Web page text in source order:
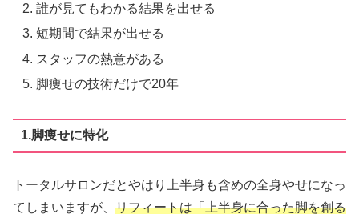
誰が見てもわかる結果を出せる
短期間で結果が出せる
スタッフの熱意がある
脚痩せの技術だけで20年
1.脚痩せに特化
トータルサロンだとやはり上半身も含めの全身やせになっ
てしまいますが、 リフィートは「上半身に合った脚を創る